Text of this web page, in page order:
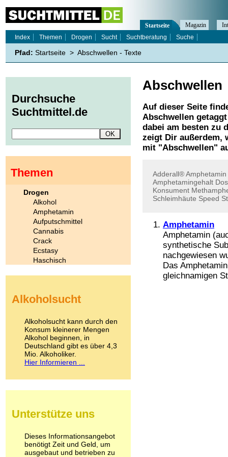
Abschwellen
Auf dieser Seite
Abschwellen
dabei am besten zu
zeigt Dir außerdem,
mit "Abschwellen"
Adderall®Amphetamin
Amphetamingehalt
Konsument
Schleimhäute Speed
Amphetamin
Amphetamin
synthetische
nachgewiesen
Das
gleichnamigen
Startseite Magazin
Index
Themen Drogen Sucht Suchtberatung Suche
Pfad: Startseite > Abschwellen - Texte
Durchsuche
Suchtmittel.de
Themen
Drogen
Alkohol
Amphetamin
Aufputschmittel
Cannabis
Crack
Ecstasy
Haschisch
Kokain
LSD
Marihuana
Medikamente
Meskalin
Metamphetamin
Methadon
Pilze
Psychopharmaka
Schlafmittel
Schmerzmittel
Alkoholsucht
Alkoholsucht kann durch den
Konsum kleinerer Mengen
Alkohol beginnen, in
Deutschland gibt es über 4,3
Mio. Alkoholiker.
Hier Informieren ...
Unterstütze uns
Dieses Informationsangebot
benötigt Zeit und Geld, um
ausgebaut und betrieben zu